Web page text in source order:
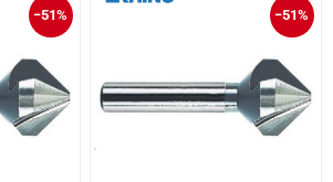
−51% −51%